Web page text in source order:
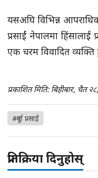
यसअघि विभिन्न
प्रसाईं नेपालमा हिंसालाई
एक चरम विवादित व्यक्ति
प्रकाशित मिति: बिहीबार, चैत
#दुर्गा प्रसाईं
प्रतिक्रिया दिनुहोस्